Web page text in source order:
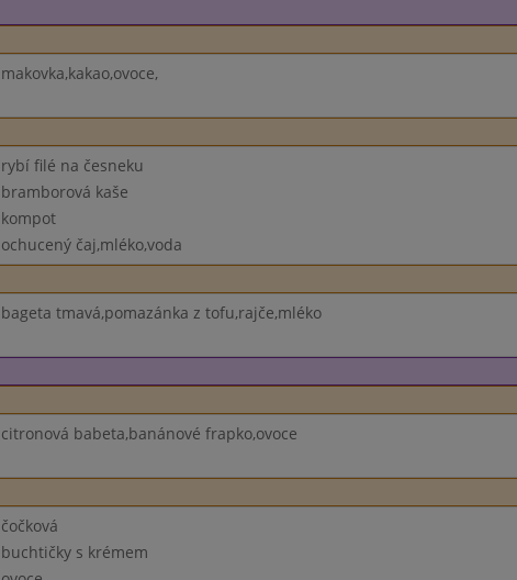
makovka,kakao,ovoce,
rybí filé na česneku
bramborová kaše
kompot
ochucený čaj,mléko,voda
bageta tmavá,pomazánka z tofu,rajče,mléko
citronová babeta,banánové frapko,ovoce
čočková
buchtičky s krémem